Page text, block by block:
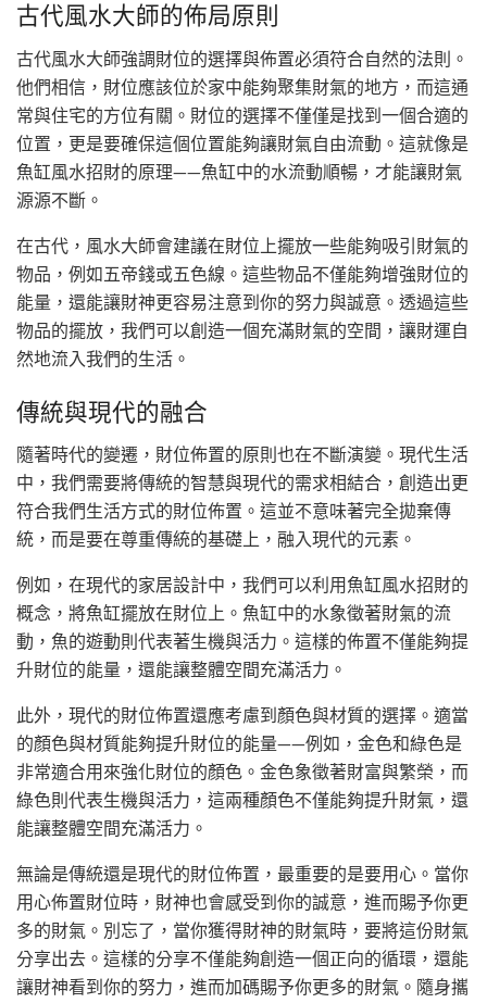
古代風水大師的佈局原則
古代風水大師強調財位的選擇與佈置必須符合自然的法則。
他們相信，財位應該位於家中能夠聚集財氣的地方，而這通
常與住宅的方位有關。財位的選擇不僅僅是找到一個合適的
位置，更是要確保這個位置能夠讓財氣自由流動。這就像是
魚缸風水招財的原理——魚缸中的水流動順暢，才能讓財氣
源源不斷。
在古代，風水大師會建議在財位上擺放一些能夠吸引財氣的
物品，例如五帝錢或五色線。這些物品不僅能夠增強財位的
能量，還能讓財神更容易注意到你的努力與誠意。透過這些
物品的擺放，我們可以創造一個充滿財氣的空間，讓財運自
然地流入我們的生活。
傳統與現代的融合
隨著時代的變遷，財位佈置的原則也在不斷演變。現代生活
中，我們需要將傳統的智慧與現代的需求相結合，創造出更
符合我們生活方式的財位佈置。這並不意味著完全拋棄傳
統，而是要在尊重傳統的基礎上，融入現代的元素。
例如，在現代的家居設計中，我們可以利用魚缸風水招財的
概念，將魚缸擺放在財位上。魚缸中的水象徵著財氣的流
動，魚的遊動則代表著生機與活力。這樣的佈置不僅能夠提
升財位的能量，還能讓整體空間充滿活力。
此外，現代的財位佈置還應考慮到顏色與材質的選擇。適當
的顏色與材質能夠提升財位的能量——例如，金色和綠色是
非常適合用來強化財位的顏色。金色象徵著財富與繁榮，而
綠色則代表生機與活力，這兩種顏色不僅能夠提升財氣，還
能讓整體空間充滿活力。
無論是傳統還是現代的財位佈置，最重要的是要用心。當你
用心佈置財位時，財神也會感受到你的誠意，進而賜予你更
多的財氣。別忘了，當你獲得財神的財氣時，要將這份財氣
分享出去。這樣的分享不僅能夠創造一個正向的循環，還能
讓財神看到你的努力，進而加碼賜予你更多的財氣。隨身攜